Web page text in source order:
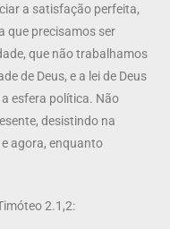
a satisfação perfeita,
que precisamos ser
que não trabalhamos
de Deus, e a lei de Deus
esfera política. Não
desistindo na
agora, enquanto
2.1,2: